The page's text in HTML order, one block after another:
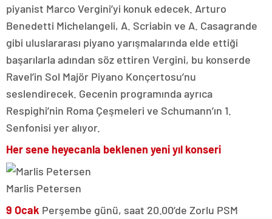
piyanist Marco Vergini’yi konuk edecek. Arturo
Benedetti Michelangeli, A. Scriabin ve A. Casagrande
gibi uluslararası piyano yarışmalarında elde ettiği
başarılarla adından söz ettiren Vergini, bu konserde
Ravel’in Sol Majör Piyano Konçertosu’nu
seslendirecek. Gecenin programında ayrıca
Respighi’nin Roma Çeşmeleri ve Schumann’ın 1.
Senfonisi yer alıyor.
Her sene heyecanla beklenen yeni yıl konseri
Marlis Petersen
9 Ocak Perşembe günü, saat 20.00’de Zorlu PSM